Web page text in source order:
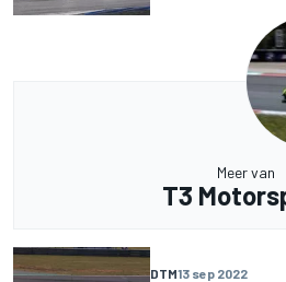
Meer van
T3
DTM13 sep 2022